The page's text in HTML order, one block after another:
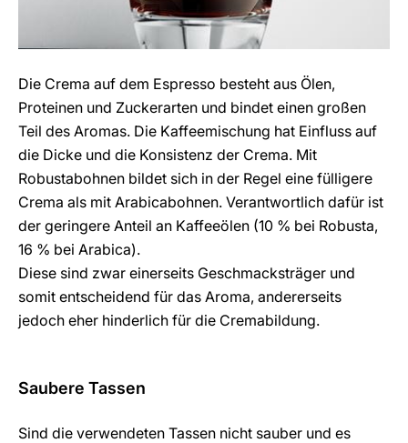
Die Crema auf dem Espresso besteht aus Ölen,
Proteinen und Zuckerarten und bindet einen großen
Teil des Aromas. Die Kaffeemischung hat Einfluss auf
die Dicke und die Konsistenz der Crema. Mit
Robustabohnen bildet sich in der Regel eine fülligere
Crema als mit Arabicabohnen. Verantwortlich dafür ist
der geringere Anteil an Kaffeeölen (10 % bei Robusta,
16 % bei Arabica).
Diese sind zwar einerseits Geschmacksträger und
somit entscheidend für das Aroma, andererseits
jedoch eher hinderlich für die Cremabildung.
Saubere Tassen
Sind die verwendeten Tassen nicht sauber und es